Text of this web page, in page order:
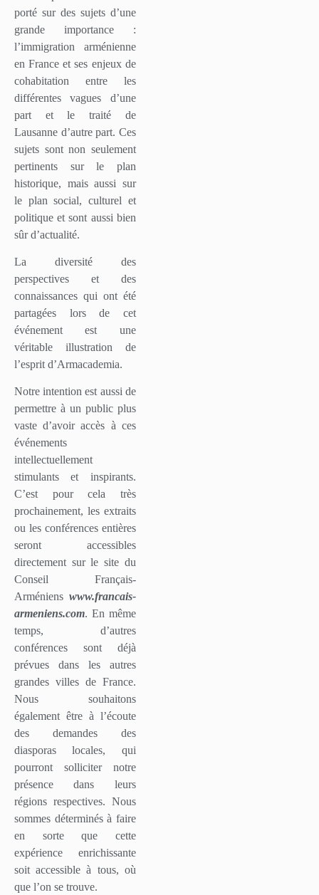
porté sur des sujets d’une
grande importance :
l’immigration arménienne
en France et ses enjeux de
cohabitation entre les
différentes vagues d’une
part et le traité de
Lausanne d’autre part. Ces
sujets sont non seulement
pertinents sur le plan
historique, mais aussi sur
le plan social, culturel et
politique et sont aussi bien
sûr d’actualité.
La diversité des
perspectives et des
connaissances qui ont été
partagées lors de cet
événement est une
véritable illustration de
l’esprit d’Armacademia.
Notre intention est aussi de
permettre à un public plus
vaste d’avoir accès à ces
événements
intellectuellement
stimulants et inspirants.
C’est pour cela très
prochainement, les extraits
ou les conférences entières
seront accessibles
directement sur le site du
Conseil Français-
Arméniens www.francais-
armeniens.com. En même
temps, d’autres
conférences sont déjà
prévues dans les autres
grandes villes de France.
Nous souhaitons
également être à l’écoute
des demandes des
diasporas locales, qui
pourront solliciter notre
présence dans leurs
régions respectives. Nous
sommes déterminés à faire
en sorte que cette
expérience enrichissante
soit accessible à tous, où
que l’on se trouve.